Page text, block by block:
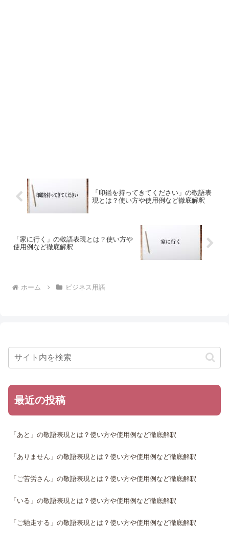
「印鑑を持ってきてください」の敬語表
現とは？使い方や使用例など徹底解釈
「家に行く」の敬語表現とは？使い方や
使用例など徹底解釈
ホーム ビジネス用語
最近の投稿
「あと」の敬語表現とは？使い方や使用例など徹底解釈
「ありません」の敬語表現とは？使い方や使用例など徹底解釈
「ご苦労さん」の敬語表現とは？使い方や使用例など徹底解釈
「いる」の敬語表現とは？使い方や使用例など徹底解釈
「ご馳走する」の敬語表現とは？使い方や使用例など徹底解釈